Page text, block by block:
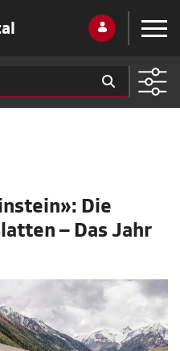
Die
– Das Jahr